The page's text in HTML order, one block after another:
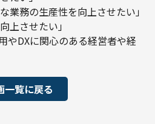
業務の生産性を向上させたい」
上させたい」
やDXに関心のある経営者や経
一覧に戻る